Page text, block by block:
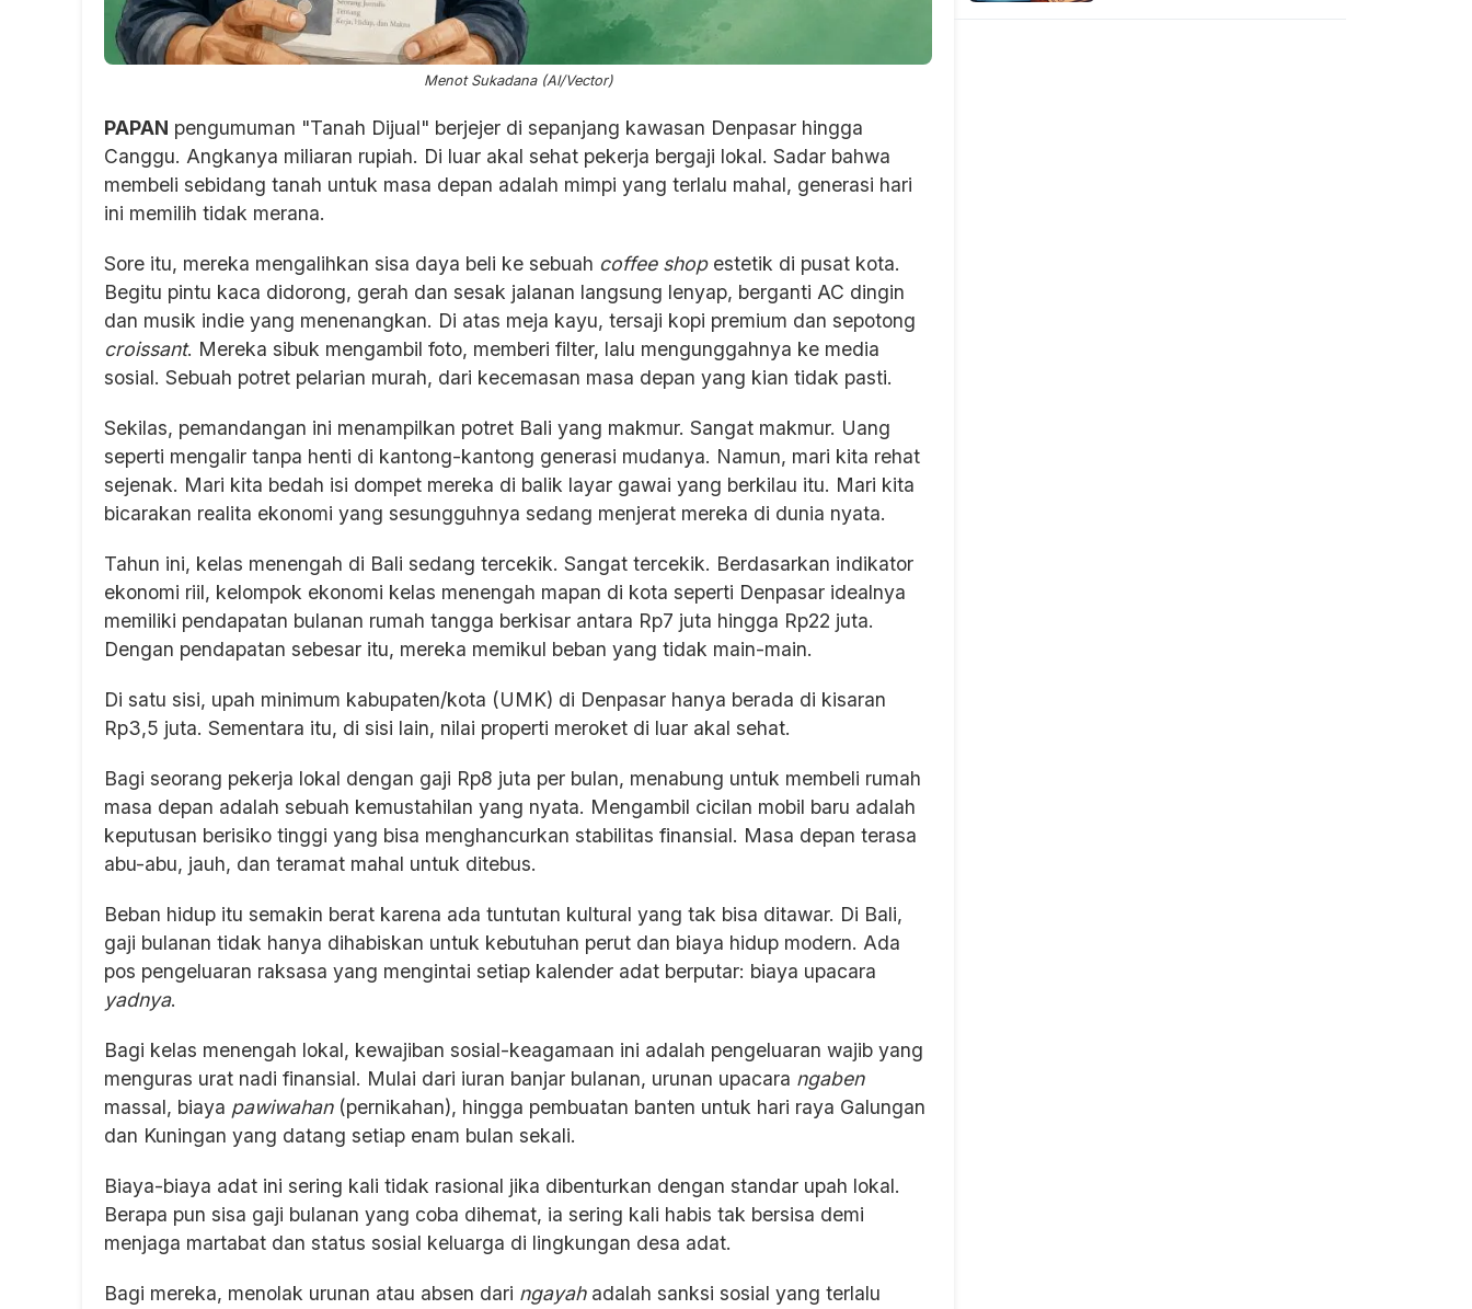
Menot Sukadana (AI/Vector)
PAPAN pengumuman "Tanah Dijual" berjejer di sepanjang kawasan Denpasar hingga
Canggu. Angkanya miliaran rupiah. Di luar akal sehat pekerja bergaji lokal. Sadar bahwa
membeli sebidang tanah untuk masa depan adalah mimpi yang terlalu mahal, generasi hari
ini memilih tidak merana.
Sore itu, mereka mengalihkan sisa daya beli ke sebuah coffee shopestetik di pusat kota.
Begitu pintu kaca didorong, gerah dan sesak jalanan langsung lenyap, berganti AC dingin
dan musik indie yang menenangkan. Di atas meja kayu, tersaji kopi premium dan sepotong
croissant. Mereka sibuk mengambil foto, memberi filter, lalu mengunggahnya ke media
sosial. Sebuah potret pelarian murah, dari kecemasan masa depan yang kian tidak pasti.
Sekilas, pemandangan ini menampilkan potret Bali yang makmur. Sangat makmur. Uang
seperti mengalir tanpa henti di kantong-kantong generasi mudanya. Namun, mari kita rehat
sejenak. Mari kita bedah isi dompet mereka di balik layar gawai yang berkilau itu. Mari kita
bicarakan realita ekonomi yang sesungguhnya sedang menjerat mereka di dunia nyata.
Tahun ini, kelas menengah di Bali sedang tercekik. Sangat tercekik. Berdasarkan indikator
ekonomi riil, kelompok ekonomi kelas menengah mapan di kota seperti Denpasar idealnya
memiliki pendapatan bulanan rumah tangga berkisar antara Rp7 juta hingga Rp22 juta.
Dengan pendapatan sebesar itu, mereka memikul beban yang tidak main-main.
Di satu sisi, upah minimum kabupaten/kota (UMK) di Denpasar hanya berada di kisaran
Rp3,5 juta. Sementara itu, di sisi lain, nilai properti meroket di luar akal sehat.
Bagi seorang pekerja lokal dengan gaji Rp8 juta per bulan, menabung untuk membeli rumah
masa depan adalah sebuah kemustahilan yang nyata. Mengambil cicilan mobil baru adalah
keputusan berisiko tinggi yang bisa menghancurkan stabilitas finansial. Masa depan terasa
abu-abu, jauh, dan teramat mahal untuk ditebus.
Beban hidup itu semakin berat karena ada tuntutan kultural yang tak bisa ditawar. Di Bali,
gaji bulanan tidak hanya dihabiskan untuk kebutuhan perut dan biaya hidup modern. Ada
pos pengeluaran raksasa yang mengintai setiap kalender adat berputar: biaya upacara
yadnya.
Bagi kelas menengah lokal, kewajiban sosial-keagamaan ini adalah pengeluaran wajib yang
menguras urat nadi finansial. Mulai dari iuran banjar bulanan, urunan upacara ngaben
massal, biaya pawiwahan(pernikahan), hingga pembuatan banten untuk hari raya Galungan
dan Kuningan yang datang setiap enam bulan sekali.
Biaya-biaya adat ini sering kali tidak rasional jika dibenturkan dengan standar upah lokal.
Berapa pun sisa gaji bulanan yang coba dihemat, ia sering kali habis tak bersisa demi
menjaga martabat dan status sosial keluarga di lingkungan desa adat.
Bagi mereka, menolak urunan atau absen dari ngayah adalah sanksi sosial yang terlalu